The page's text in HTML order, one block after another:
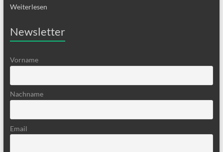
Weiterlesen
Newsletter
Vorname
Nachname
Email